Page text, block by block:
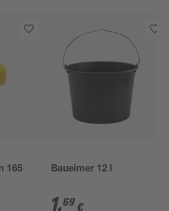
165
Baueimer 12 l
1,69 €